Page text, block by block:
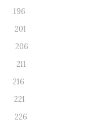
196
201
206
211
216
221
226